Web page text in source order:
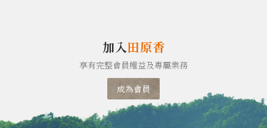
加入田原香
享有完整會員權益及專屬業務
成為會員